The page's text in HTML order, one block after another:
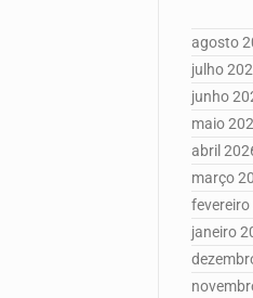
agosto
julho
junho
maio
abril
março
fevereiro
janeiro